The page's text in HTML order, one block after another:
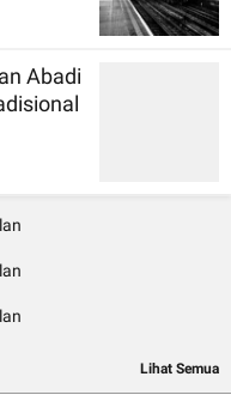
Abadi
Lihat Semua